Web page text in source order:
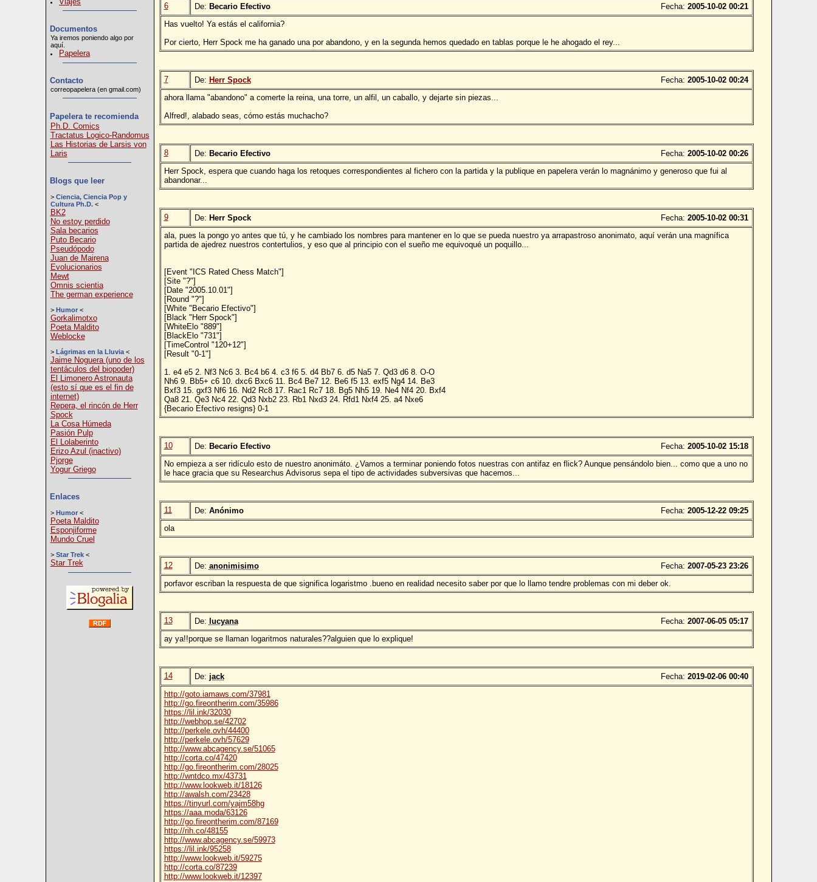
Documentos
Ya iremos poniendo algo por
aquí.
Papelera
Contacto
correopapelera (en gmail.com)
Papelera te recomienda
Ph.D. Comics
Tractatus Logico-Randomus
Las Historias de Larsis von
Laris
Blogs que leer
> Ciencia, Ciencia Pop y
Cultura Ph.D.<
BK2
No estoy perdido
Sala becarios
Puto Becario
Pseudópodo
Juan de Mairena
Evolucionarios
Mewt
Omnis scientia
The german experience
> Humor<
Gorkalimotxo
Poeta Maldito
Weblocke
> Lágrimas en la Lluvia<
Jaime Noguera (uno de los
tentáculos del biopoder)
El Limonero Astronauta
(esto sí que es el fin de
internet)
Repera, el rincón de Herr
Spock
La Cosa Húmeda
Pasión Pulp
El Lolaberinto
Erizo Azul (inactivo)
Pjorge
Yogur Griego
Enlaces
> Humor<
Poeta Maldito
Esponjiforme
Mundo Cruel
> Star Trek<
Star Trek
6 De: Becario Efectivo Fecha: 2005-10-02 00:21
Has vuelto! Ya estás el california?
Por cierto, Herr Spock me ha ganado una por abandono, y en la segunda hemos quedado en tablas porque le he ahogado el rey...
7 De: Herr Spock Fecha: 2005-10-02 00:24
ahora llama "abandono" a comerte la reina, una torre, un alfil, un caballo, y dejarte sin piezas...
Alfred!, alabado seas, cómo estás muchacho?
8 De: Becario Efectivo Fecha: 2005-10-02 00:26
Herr Spock, espera que cuando haga los retoques correspondientes al fichero con la partida y la publique en papelera verán lo magnánimo y generoso que fui al
abandonar...
9 De: Herr Spock Fecha: 2005-10-02 00:31
ala, pues la pongo yo antes que tú, y he cambiado los nombres para mantener en lo que se pueda nuestro ya arrapastroso anonimato, aquí verán una magnífica
partida de ajedrez nuestros contertulios, y eso que al principio con el sueño me equivoqué un poquillo...
[Event "ICS Rated Chess Match"]
[Site "?"]
[Date "2005.10.01"]
[Round "?"]
[White "Becario Efectivo"]
[Black "Herr Spock"]
[WhiteElo "889"]
[BlackElo "731"]
[TimeControl "120+12"]
[Result "0-1"]
1. e4 e5 2. Nf3 Nc6 3. Bc4 b6 4. c3 f6 5. d4 Bb7 6. d5 Na5 7. Qd3 d6 8. O-O
Nh6 9. Bb5+ c6 10. dxc6 Bxc6 11. Bc4 Be7 12. Be6 f5 13. exf5 Ng4 14. Be3
Bxf3 15. gxf3 Nf6 16. Nd2 Rc8 17. Rac1 Rc7 18. Bg5 Nh5 19. Ne4 Nf4 20. Bxf4
Qa8 21. Qe3 Nc4 22. Qd3 Nxb2 23. Rb1 Nxd3 24. Rfd1 Nxf4 25. a4 Nxe6
{Becario Efectivo resigns} 0-1
10 De: Becario Efectivo Fecha: 2005-10-02 15:18
No empieza a ser ridículo esto de nuestro anonimáto. ¿Vamos a terminar poniendo fotos nuestras con antifaz en flick? Aunque pensándolo bien... como que a uno no
le hace gracia que su Researchus Advisorus sepa el tipo de actividades subversivas que hacemos...
11 De: Anónimo Fecha: 2005-12-22 09:25
ola
12 De: anonimisimo Fecha: 2007-05-23 23:26
porfavor escriban la respuesta de que significa logaristmo .bueno en realidad necesito saber por que lo llamo tendre problemas con mi deber ok.
13 De: lucyana Fecha: 2007-06-05 05:17
ay ya!!porque se llaman logaritmos naturales??alguien que lo explique!
14 De: jack Fecha: 2019-02-06 00:40
http://goto.iamaws.com/37981
http://go.fireontherim.com/35986
https://lil.ink/32030
http://webhop.se/42702
http://perkele.ovh/44400
http://perkele.ovh/57629
http://www.abcagency.se/51065
http://corta.co/47420
http://go.fireontherim.com/28025
http://wntdco.mx/43731
http://www.lookweb.it/18126
http://awalsh.com/23428
https://tinyurl.com/yajm58hg
https://aaa.moda/63126
http://go.fireontherim.com/87169
http://rih.co/48155
http://www.abcagency.se/59973
https://lil.ink/95258
http://www.lookweb.it/59275
http://corta.co/87239
http://www.lookweb.it/12397